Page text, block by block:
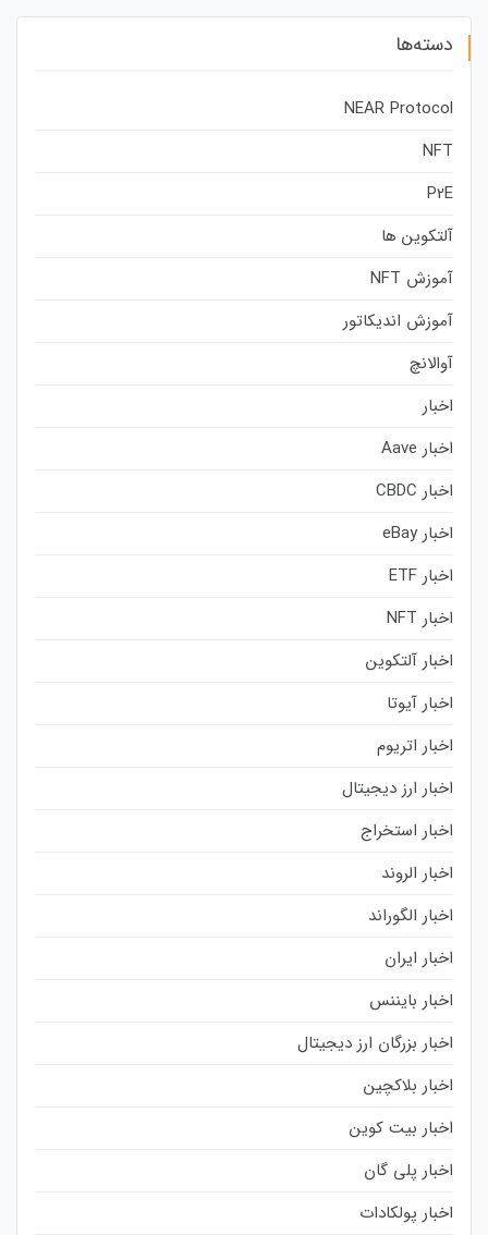
دسته‌ها
NEAR Protocol
NFT
P2E
آلتکوین ها
آموزش NFT
آموزش اندیکاتور
آوالانچ
اخبار
اخبار Aave
اخبار CBDC
اخبار eBay
اخبار ETF
اخبار NFT
اخبار آلتکوین
اخبار آیوتا
اخبار اتریوم
اخبار ارز دیجیتال
اخبار استخراج
اخبار الروند
اخبار الگوراند
اخبار ایران
اخبار بایننس
اخبار بزرگان ارز دیجیتال
اخبار بلاکچین
اخبار بیت کوین
اخبار پلی گان
اخبار پولکادات